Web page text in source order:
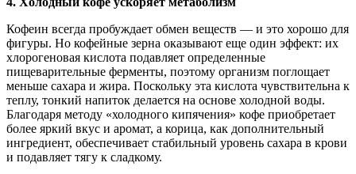
Кофеин всегда пробуждает обмен веществ — и это хорошо для
фигуры. Но кофейные зерна оказывают еще один эффект: их
хлорогеновая кислота подавляет определенные
пищеварительные ферменты, поэтому организм поглощает
меньше сахара и жира. Поскольку эта кислота чувствительна к
теплу, тонкий напиток делается на основе холодной воды.
Благодаря методу «холодного кипячения» кофе приобретает
более яркий вкус и аромат, а корица, как дополнительный
ингредиент, обеспечивает стабильный уровень сахара в крови
и подавляет тягу к сладкому.